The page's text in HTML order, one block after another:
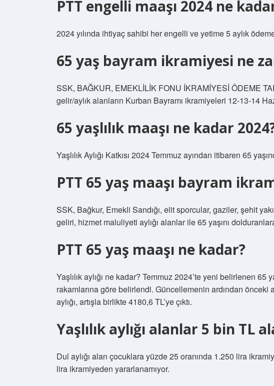
PTT engelli maaşı 2024 ne
2024 yılında ihtiyaç sahibi her engelli ve yetime 5 aylık
65 yaş bayram ikramiyesi ne
SSK, BAĞKUR, EMEKLİLİK FONU İKRAMİYESİ ÖDEME
gelir/aylık alanların Kurban Bayramı ikramiyeleri 12-13-14
65 yaşlılık maaşı ne kadar
Yaşlılık Aylığı Katkısı 2024 Temmuz ayından itibaren 65
PTT 65 yaş maaşı bayram
SSK, Bağkur, Emekli Sandığı, elit sporcular, gaziler, şehit
geliri, hizmet maluliyeti aylığı alanlar ile 65 yaşını
PTT 65 yaş maaşı ne kadar?
Yaşlılık aylığı ne kadar? Temmuz 2024’te yeni belirlenen 65
rakamlarına göre belirlendi. Güncellemenin ardından
aylığı, artışla birlikte 4180,6 TL’ye çıktı.
Yaşlılık aylığı alanlar 5 bin TL
Dul aylığı alan çocuklara yüzde 25 oranında 1.250 lira
lira ikramiyeden yararlanamıyor.